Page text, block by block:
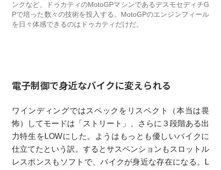
ンクなど、ドゥカティのMotoGPマシンであるデスモセディチG
Pで培った数々の技術を投入する。MotoGPのエンジンフィール
を日々体感できるのはドゥカティだけだ。
電子制御で身近なバイクに変えられる
ワインディングではスペックをリスペクト（本当は畏
怖）してモードは「ストリート」、さらに３段階ある出
力特生をLOWにした。ようはもっとも優しいバイクに
仕立てたという訳。するとサスペンションもスロットル
レスポンスもソフトで、バイクが身近な存在になる。L